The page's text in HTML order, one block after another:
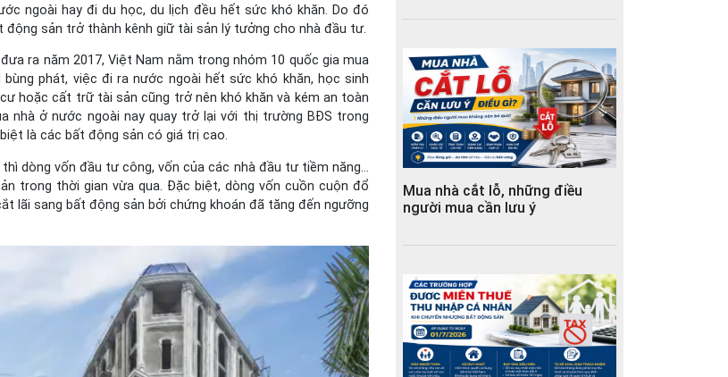
ngoài hay đi du học, du lịch đều hết sức khó khăn. Do đó
sản trở thành kênh giữ tài sản lý tưởng cho nhà đầu tư.
ra năm 2017, Việt Nam nằm trong nhóm 10 quốc gia mua
phát, việc đi ra nước ngoài hết sức khó khăn, học sinh
hoặc cất trữ tài sản cũng trở nên khó khăn và kém an toàn
nhà ở nước ngoài nay quay trở lại với thị trường BĐS trong
là các bất động sản có giá trị cao.
dòng vốn đầu tư công, vốn của các nhà đầu tư tiềm năng…
trong thời gian vừa qua. Đặc biệt, dòng vốn cuồn cuộn đổ
lãi sang bất động sản bởi chứng khoán đã tăng đến ngưỡng
Mua nhà cắt lỗ, những điều
người mua cần lưu ý